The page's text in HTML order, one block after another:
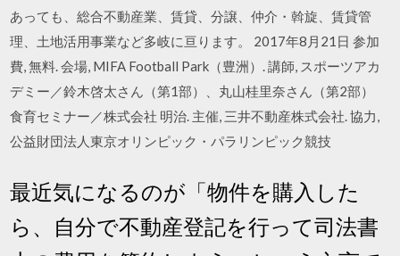
あっても、総合不動産業、賃貸、分譲、仲介・斡旋、賃貸管
理、土地活用事業など多岐に亘ります。 2017年8月21日 参加
費, 無料. 会場, MIFA Football Park（豊洲）. 講師, スポーツアカ
デミー／鈴木啓太さん（第1部）、丸山桂里奈さん（第2部）
食育セミナー／株式会社 明治. 主催, 三井不動産株式会社. 協力,
公益財団法人東京オリンピック・パラリンピック競技
最近気になるのが「物件を購入した
ら、自分で不動産登記を行って司法書